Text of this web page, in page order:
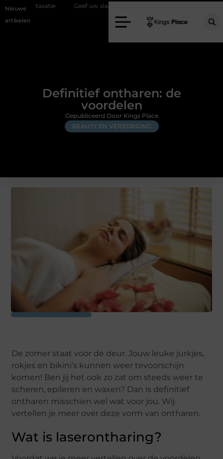
Nieuwe
artikelen
Geef uw slaapkamer een upgrade met interieuradvies Zwolle
Definitief ontharen: de
voordelen
BEAUTY EN VERZORGING
Gepubliceerd Door Kings Place
De zomer staat voor de deur. Jouw leuke jurkjes,
rokjes en bikini’s kunnen weer tevoorschijn
komen! Ben jij het ook zo zat om steeds weer te
scheren, epileren en waxen? Dan is definitief
ontharen misschien wel wat voor jou. Wij
vertellen je meer over deze vorm van ontharen.
Wat is laserontharing?